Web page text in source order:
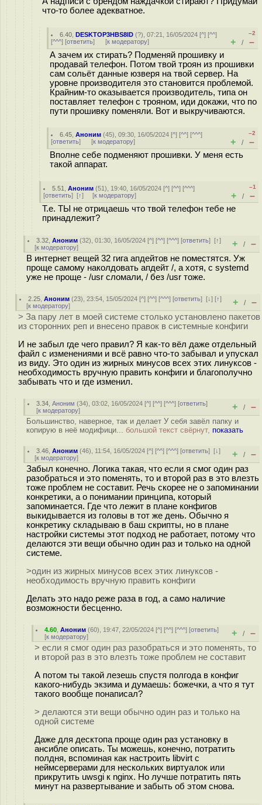
что-то более адекватное.
6.40 ,DESKTOP3HBS8ID (?), 07:21, 16/05/2024 [^] [^^]
[^^^] [ответить] [к модератору]
–2
+ / –
А зачем их стирать? Подменяй прошивку и
продавай телефон. Потом твой троян из прошивки
сам сольёт данные юзверя на твой сервер. На
уровне производителя это становится проблемой.
Крайним-то оказывается производитель, типа он
поставляет телефон с трояном, иди докажи, что по
пути прошивку поменяли. Вот и выкручиваются.
6.45 ,Аноним (45), 09:30, 16/05/2024 [^] [^^] [^^^]
[ответить] [к модератору]
–2
+ / –
Вполне себе подменяют прошивки. У меня есть
такой аппарат.
5.51 ,Аноним (51), 19:40, 16/05/2024 [^] [^^] [^^^]
[ответить] [↑] [к модератору]
–1
+ / –
Т.е. ТЫ не отрицаешь что твой телефон тебе не
принадлежит?
3.32 ,Аноним (32), 01:30, 16/05/2024 [^] [^^] [^^^] [ответить][↑]
[к модератору] + / –
В интернет вещей 32 гига апдейтов не поместятся. Уж
проще самому наколдовать апдейт /, а хотя, с systemd
уже не проще - /usr сломали, / без /usr тоже.
2.25 ,Аноним (23), 23:54, 15/05/2024 [^] [^^] [^^^] [ответить][↓] [↑]
[к модератору] + / –
> За пару лет в моей системе столько установлено пакетов
из сторонних реп и внесено правок в системные конфиги
И не забыл где чего правил? Я как-то вёл даже отдельный
файл с изменениями и всё равно что-то забывал и упускал
из виду. Это один из жирных минусов всех этих линуксов -
необходимость вручную править конфиги и благополучно
забывать что и где изменил.
3.34 ,Аноним (34), 03:02, 16/05/2024 [^] [^^] [^^^] [ответить]
[к модератору] + / –
Большинство, наверное, так и делает У себя завёл папку и
копирую в неё модифици... большой текст свёрнут, показать
3.46 ,Аноним (46), 11:54, 16/05/2024 [^] [^^] [^^^] [ответить][↓]
[к модератору] + / –
Забыл конечно. Логика такая, что если я смог один раз
разобраться и это поменять, то и второй раз в это влезть
тоже проблем не составит. Речь скорее не о запоминании
конкретики, а о понимании принципа, который
запоминается. Где что лежит в плане конфигов
выкидывается из головы в тот же день. Обычно я
конкретику складываю в баш скрипты, но в плане
настройки системы этот подход не работает, потому что
делаются эти вещи обычно один раз и только на одной
системе.
>один из жирных минусов всех этих линуксов -
необходимость вручную править конфиги
Делать это надо реже раза в год, а само наличие
возможности бесценно.
4.60 ,Аноним (60), 19:47, 22/05/2024 [^] [^^] [^^^] [ответить]
[к модератору] + / –
> если я смог один раз разобраться и это поменять, то
и второй раз в это влезть тоже проблем не составит
А потом ты такой лезешь спустя полгода в конфиг
какого-нибудь экзима и думаешь: божечки, а что я тут
такого вообще понаписал?
> делаются эти вещи обычно один раз и только на
одной системе
Даже для десктопа проще один раз установку в
ансибле описать. Ты можешь, конечно, потратить
полдня, вспоминая как настроить libvirt с
неймсерверами для нескольких виртуалок или
прикрутить uwsgi к nginx. Но лучше потратить пять
минут на развертывание и забыть об этом снова.